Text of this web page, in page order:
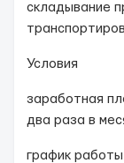
складывание
Условия
заработная
два раза в
график